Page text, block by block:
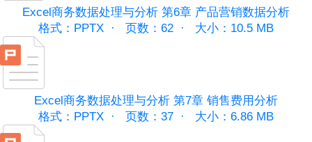
Excel商务数据处理与分析 第6章 产品营销数据分析
格式：PPTX ·
页数：62 · 大小：10.5 MB
Excel商务数据处理与分析 第7章 销售费用分析
格式：PPTX ·
页数：37 · 大小：6.86 MB